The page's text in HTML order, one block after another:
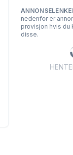
nedenfor er
provisjon hvis du
disse.